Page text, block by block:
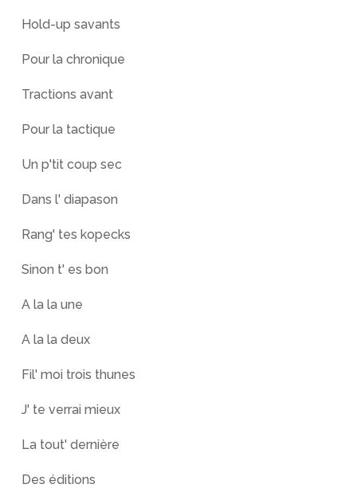
Hold-up savants
Pour la chronique
Tractions avant
Pour la tactique
Un p'tit coup sec
Dans l' diapason
Rang' tes kopecks
Sinon t' es bon
A la la une
A la la deux
Fil' moi trois thunes
J' te verrai mieux
La tout' dernière
Des éditions